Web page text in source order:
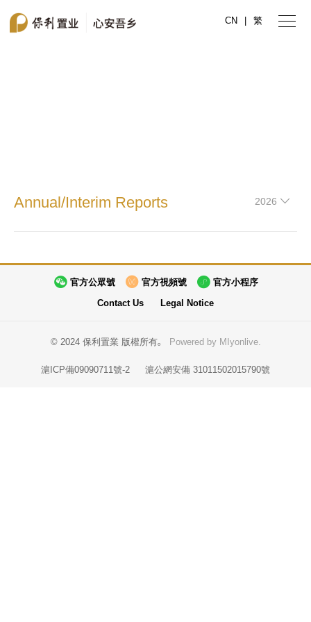
CN 繁
Annual/Interim Reports 2026
官方公眾號 官方視頻號 官方小程序
Contact Us Legal Notice
© 2024 保利置業 版權所有。 Powered by MIyonlive.
滬ICP備09090711號-2 滬公網安備 31011502015790號